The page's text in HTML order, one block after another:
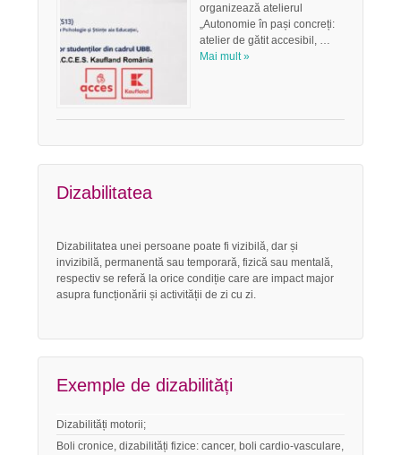
organizează atelierul
„Autonomie în pași concreți:
atelier de gătit accesibil, …
Mai mult »
Dizabilitatea
Dizabilitatea unei persoane poate fi vizibilă, dar și
invizibilă, permanentă sau temporară, fizică sau mentală,
respectiv se referă la orice condiție care are impact major
asupra funcționării și activității de zi cu zi.
Exemple de dizabilități
Dizabilități motorii;
Boli cronice, dizabilități fizice: cancer, boli cardio-vasculare,